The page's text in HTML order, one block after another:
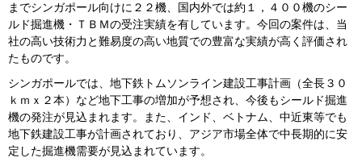
までシンガポール向けに２２機、国内外では約１，４００機のシー
ルド掘進機・ＴＢＭの受注実績を有しています。今回の案件は、当
社の高い技術力と難易度の高い地質での豊富な実績が高く評価され
たものです。
シンガポールでは、地下鉄トムソンライン建設工事計画（全長３０
ｋｍｘ２本）など地下工事の増加が予想され、今後もシールド掘進
機の発注が見込まれます。また、インド、ベトナム、中近東等でも
地下鉄建設工事が計画されており、アジア市場全体で中長期的に安
定した掘進機需要が見込まれています。